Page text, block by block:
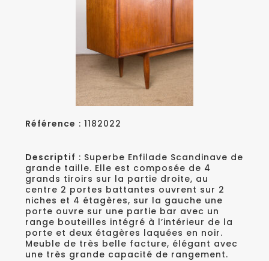
Référence : 1182022
Descriptif : Superbe Enfilade Scandinave de
grande taille. Elle est composée de 4
grands tiroirs sur la partie droite, au
centre 2 portes battantes ouvrent sur 2
niches et 4 étagères, sur la gauche une
porte ouvre sur une partie bar avec un
range bouteilles intégré à l’intérieur de la
porte et deux étagères laquées en noir.
Meuble de très belle facture, élégant avec
une très grande capacité de rangement.